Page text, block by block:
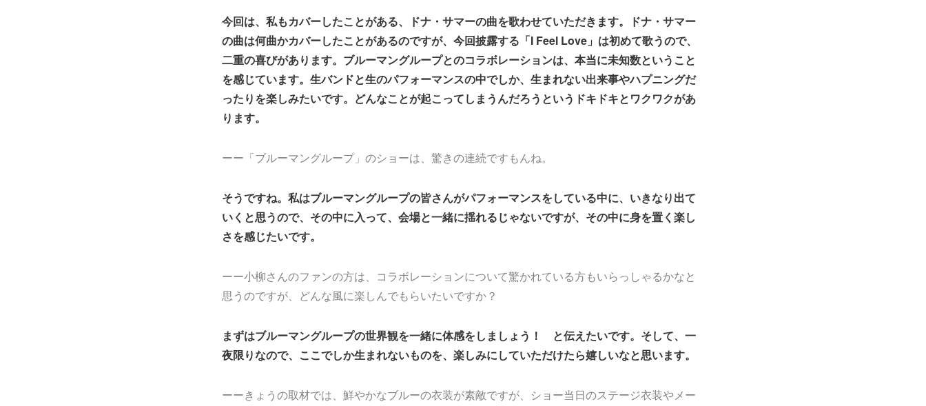
今回は、私もカバーしたことがある、ドナ・サマーの曲を歌わせていただきます。ドナ・サマー
の曲は何曲かカバーしたことがあるのですが、今回披露する「I Feel Love」は初めて歌うので、
二重の喜びがあります。ブルーマングループとのコラボレーションは、本当に未知数ということ
を感じています。生バンドと生のパフォーマンスの中でしか、生まれない出来事やハプニングだ
ったりを楽しみたいです。どんなことが起こってしまうんだろうというドキドキとワクワクがあ
ります。
ーー「ブルーマングループ」のショーは、驚きの連続ですもんね。
そうですね。私はブルーマングループの皆さんがパフォーマンスをしている中に、いきなり出て
いくと思うので、その中に入って、会場と一緒に揺れるじゃないですが、その中に身を置く楽し
さを感じたいです。
ーー小柳さんのファンの方は、コラボレーションについて驚かれている方もいらっしゃるかなと
思うのですが、どんな風に楽しんでもらいたいですか？
まずはブルーマングループの世界観を一緒に体感をしましょう！ と伝えたいです。そして、一
夜限りなので、ここでしか生まれないものを、楽しみにしていただけたら嬉しいなと思います。
ーーきょうの取材では、鮮やかなブルーの衣装が素敵ですが、ショー当日のステージ衣装やメー